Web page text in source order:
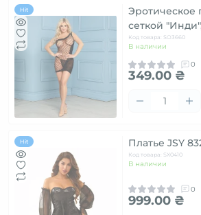
Hit
Эротическое
сеткой
Код товара: SO3660
В наличии
0
349.00 ₴
Hit Платье JSY
Код товара: SX0410
В наличии
0
999.00 ₴